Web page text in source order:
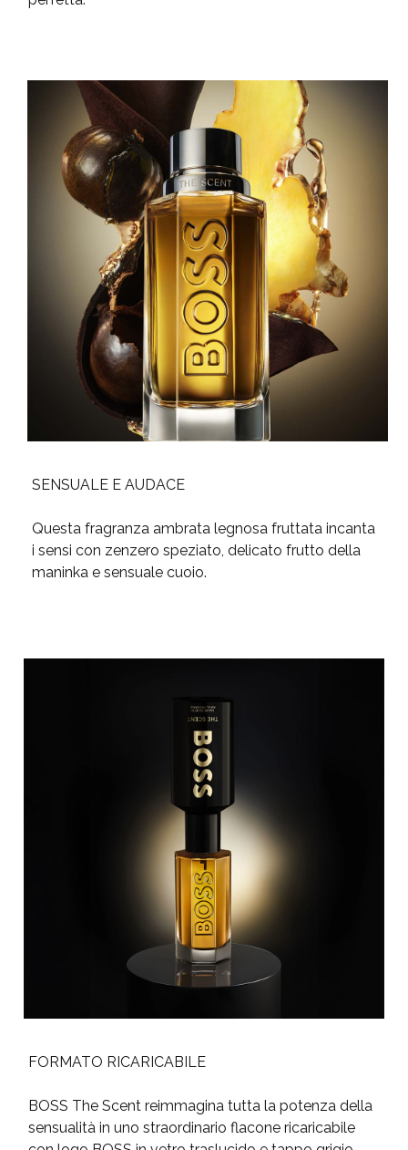
SENSUALE E AUDACE
Questa fragranza ambrata legnosa fruttata incanta
i sensi con zenzero speziato, delicato frutto della
maninka e sensuale cuoio.
FORMATO RICARICABILE
BOSS The Scent reimmagina tutta la potenza della
sensualità in uno straordinario flacone ricaricabile